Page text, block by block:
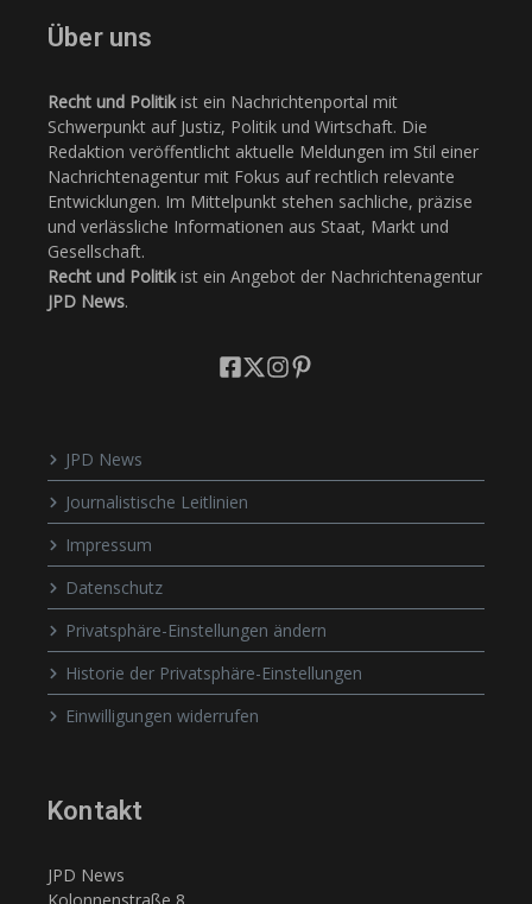
Über uns
Recht und Politikist ein Nachrichtenportal mit
Schwerpunkt auf Justiz, Politik und Wirtschaft. Die
Redaktion veröffentlicht aktuelle Meldungen im Stil einer
Nachrichtenagentur mit Fokus auf rechtlich relevante
Entwicklungen. Im Mittelpunkt stehen sachliche, präzise
und verlässliche Informationen aus Staat, Markt und
Gesellschaft.
Recht und Politikist ein Angebot der Nachrichtenagentur
JPD News.
JPD News
Journalistische Leitlinien
Impressum
Datenschutz
Privatsphäre-Einstellungen ändern
Historie der Privatsphäre-Einstellungen
Einwilligungen widerrufen
Kontakt
JPD News